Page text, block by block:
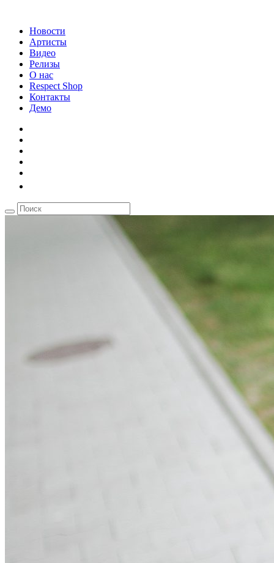
Новости
Артисты
Видео
Релизы
О нас
Respect Shop
Контакты
Демо